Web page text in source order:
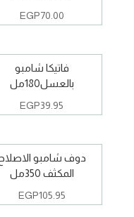
EGP70.00
فاتيكا شامبو
بالعسل180مل
EGP39.95
دوف شامبو الاصلاح
المكثف 350مل
EGP105.95